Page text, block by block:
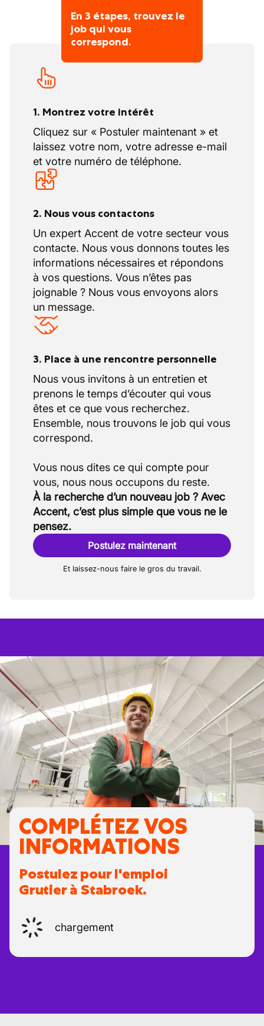
En 3 étapes, trouvez le
job qui vous
correspond.
1. Montrez votre intérêt
Cliquez sur « Postuler maintenant » et
laissez votre nom, votre adresse e-mail
et votre numéro de téléphone.
2. Nous vous contactons
Un expert Accent de votre secteur vous
contacte. Nous vous donnons toutes les
informations nécessaires et répondons
à vos questions. Vous n’êtes pas
joignable ? Nous vous envoyons alors
un message.
3. Place à une rencontre personnelle
Nous vous invitons à un entretien et
prenons le temps d’écouter qui vous
êtes et ce que vous recherchez.
Ensemble, nous trouvons le job qui vous
correspond.
Vous nous dites ce qui compte pour
À la recherche d’un nouveau job ? Avec
Accent, c’est plus simple que vous ne le
pensez.
Postulez maintenant
Et laissez-nous faire le gros du travail.
COMPLÉTEZ VOS
INFORMATIONS
Postulez pour l'emploi
Grutier à Stabroek.
chargement